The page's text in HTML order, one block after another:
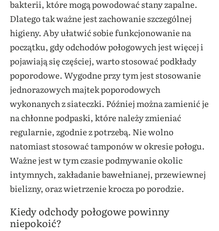
bakterii, które mogą powodować stany zapalne.
Dlatego tak ważne jest zachowanie szczególnej
higieny. Aby ułatwić sobie funkcjonowanie na
początku, gdy odchodów połogowych jest więcej i
pojawiają się częściej, warto stosować podkłady
poporodowe. Wygodne przy tym jest stosowanie
jednorazowych majtek poporodowych
wykonanych z siateczki. Później można zamienić je
na chłonne podpaski, które należy zmieniać
regularnie, zgodnie z potrzebą. Nie wolno
natomiast stosować tamponów w okresie połogu.
Ważne jest w tym czasie podmywanie okolic
intymnych, zakładanie bawełnianej, przewiewnej
bielizny, oraz wietrzenie krocza po porodzie.
Kiedy odchody połogowe powinny
niepokoić?